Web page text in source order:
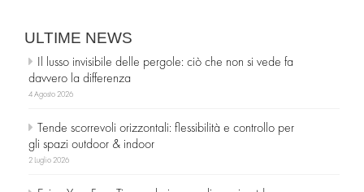
ULTIME NEWS
Il lusso invisibile delle pergole: ciò che non si vede fa
davvero la differenza
4 Agosto 2026
Tende scorrevoli orizzontali: flessibilità e controllo per
gli spazi outdoor & indoor
2 Luglio 2026